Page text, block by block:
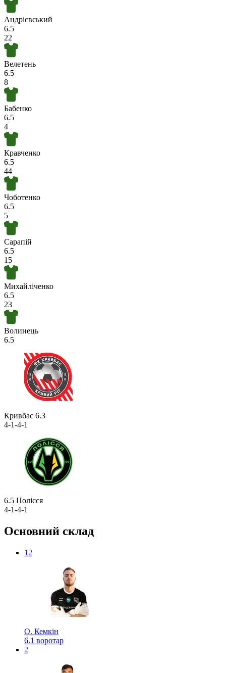
Андрієвський
6.5
22
Велетень
6.5
8
Бабенко
6.5
4
Кравченко
6.5
44
Чоботенко
6.5
5
Сарапій
6.5
15
Михайліченко
6.5
23
Волинець
6.5
Кривбас 6.3
4-1-4-1
6.5 Полісся
4-1-4-1
Основний склад
12
О. Кемкін
6.1 воротар
2